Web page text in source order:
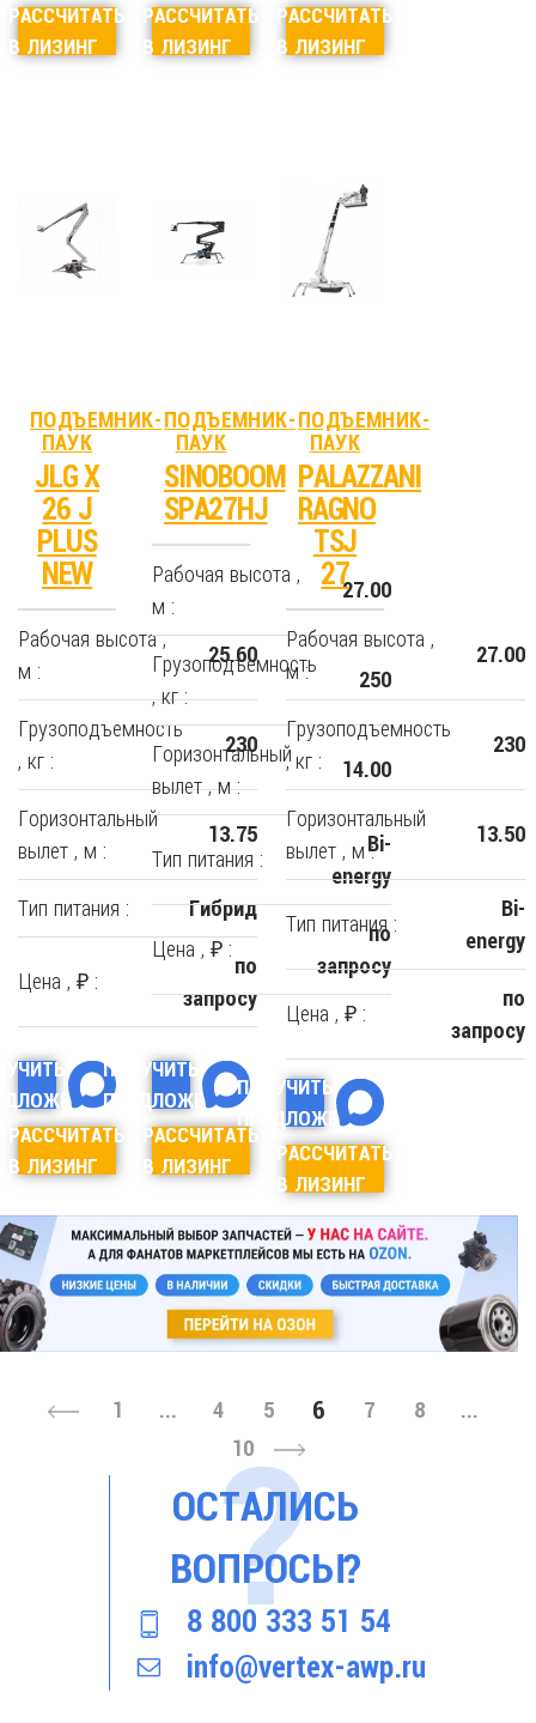
РАССЧИТАТЬ
В ЛИЗИНГ
РАССЧИТАТЬ
В ЛИЗИНГ
РАССЧИТАТЬ
В ЛИЗИНГ
ПОДЪЕМНИК-
ПАУК
JLG X
26 J
PLUS
NEW
Рабочая высота ,
м :
25.60
Грузоподъемность
, кг :
230
Горизонтальный
вылет , м :
13.75
Тип питания : Гибрид
Цена , ₽ :
по
запросу
РАССЧИТАТЬ
В ЛИЗИНГ
ПОДЪЕМНИК-
ПАУК
SINOBOOM
SPA27HJ
Рабочая высота ,
м :
27.00
Грузоподъемность
, кг :
250
Горизонтальный
вылет , м :
14.00
Тип питания :
Bi-
energy
Цена , ₽ :
по
запросу
ПОЛУЧИТЬ
ПРЕДЛОЖЕНИЕ
РАССЧИТАТЬ
В ЛИЗИНГ
ПОДЪЕМНИК-
ПАУК
PALAZZANI
RAGNO
TSJ
27
Рабочая высота ,
м :
27.00
Грузоподъемность
, кг :
230
Горизонтальный
вылет , м :
13.50
Тип питания :
Bi-
energy
Цена , ₽ :
по
запросу
ПОЛУЧИТЬ
ПРЕДЛОЖЕНИЕ
РАССЧИТАТЬ
В ЛИЗИНГ
1 ... 4 5 6 7 8
...
10
ОСТАЛИСЬ
ВОПРОСЫ?
8 800 333 51 54
info@vertex-awp.ru